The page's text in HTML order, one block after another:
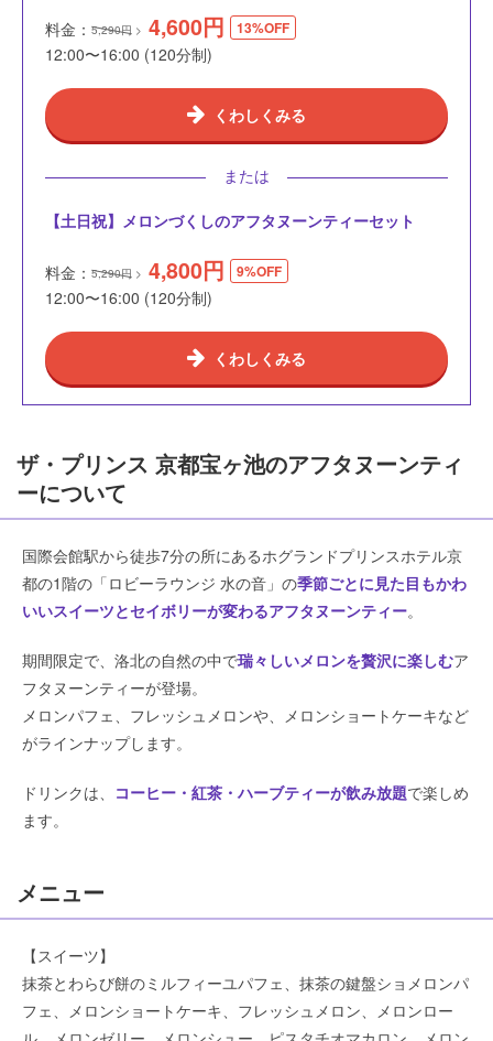
料金： 5,290円 4,600円 13%OFF
12:00〜16:00 (120分制)
くわしくみる
または
【土日祝】メロンづくしのアフタヌーンティーセット
料金： 5,290円 4,800円 9%OFF
12:00〜16:00 (120分制)
くわしくみる
ザ・プリンス 京都宝ヶ池のアフタヌーンティ
ーについて
国際会館駅から徒歩7分の所にあるホグランドプリンスホテル京
都の1階の「ロビーラウンジ 水の音」の季節ごとに見た目もかわ
いいスイーツとセイボリーが変わるアフタヌーンティー。
期間限定で、洛北の自然の中で瑞々しいメロンを贅沢に楽しむア
フタヌーンティーが登場。
メロンパフェ、フレッシュメロンや、メロンショートケーキなど
がラインナップします。
ドリンクは、 コーヒー・紅茶・ハーブティーが飲み放題で楽しめ
ます。
メニュー
【スイーツ】
抹茶とわらび餅のミルフィーユパフェ、抹茶の鍵盤ショメロンパ
フェ、メロンショートケーキ、フレッシュメロン、メロンロー